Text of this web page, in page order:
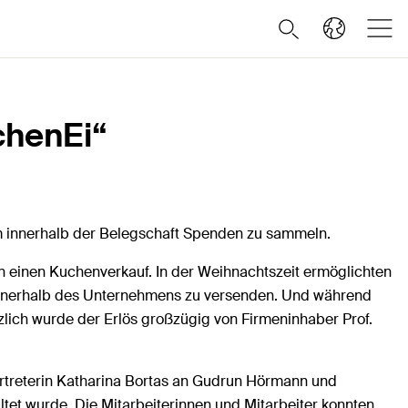
der Belegschaft Spenden zu sammeln.
Kuchenverkauf. In der Weihnachtszeit ermöglichten
des Unternehmens zu versenden. Und während
wurde der Erlös großzügig von Firmeninhaber Prof.
Katharina Bortas an Gudrun Hörmann und